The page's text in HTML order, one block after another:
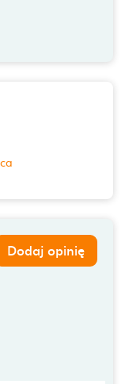
Dodaj opinię